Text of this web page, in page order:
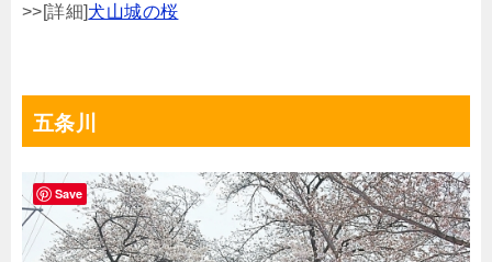
>>[詳細]犬山城の桜
五条川
Save